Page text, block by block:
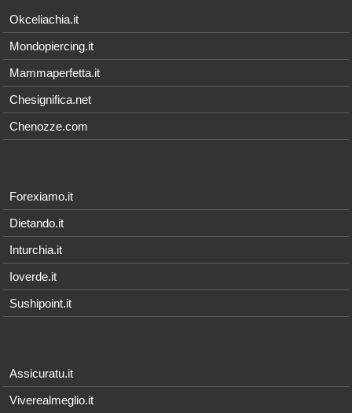
Okceliachia.it
Mondopiercing.it
Mammaperfetta.it
Chesignifica.net
Chenozze.com
Forexiamo.it
Dietando.it
Inturchia.it
Ioverde.it
Sushipoint.it
Assicuratu.it
Viverealmeglio.it